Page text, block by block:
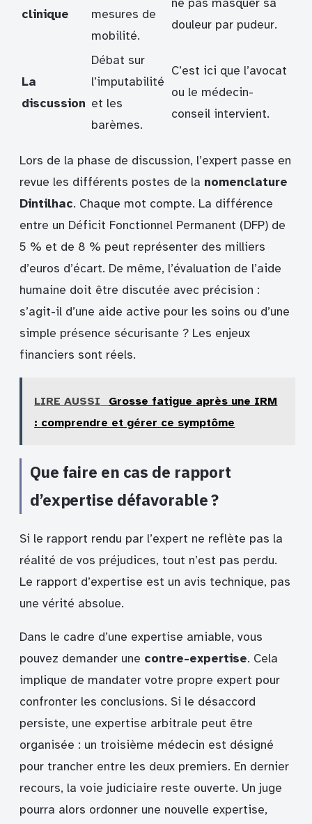
clinique
mesures de
mobilité.
ne pas masquer sa
douleur par pudeur.
La
discussion
Débat sur
l’imputabilité
et les
barèmes.
C’est ici que l’avocat
ou le médecin-
conseil intervient.
Lors de la phase de discussion, l’expert passe en
revue les différents postes de la nomenclature
Dintilhac. Chaque mot compte. La différence
entre un Déficit Fonctionnel Permanent (DFP) de
5 % et de 8 % peut représenter des milliers
d’euros d’écart. De même, l’évaluation de l’aide
humaine doit être discutée avec précision :
s’agit-il d’une aide active pour les soins ou d’une
simple présence sécurisante ? Les enjeux
financiers sont réels.
LIRE AUSSI
Grosse fatigue après une IRM
: comprendre et gérer ce symptôme
Que faire en cas de rapport
d’expertise défavorable ?
Si le rapport rendu par l’expert ne reflète pas la
réalité de vos préjudices, tout n’est pas perdu.
Le rapport d’expertise est un avis technique, pas
une vérité absolue.
Dans le cadre d’une expertise amiable, vous
pouvez demander une contre-expertise. Cela
implique de mandater votre propre expert pour
confronter les conclusions. Si le désaccord
persiste, une expertise arbitrale peut être
organisée : un troisième médecin est désigné
pour trancher entre les deux premiers. En dernier
recours, la voie judiciaire reste ouverte. Un juge
pourra alors ordonner une nouvelle expertise,